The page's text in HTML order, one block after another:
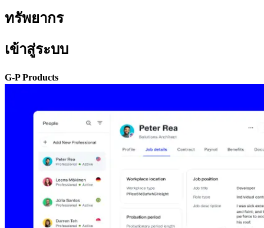
ทรัพยากร​​
เข้าสู่ระบบ​​
G-P Products​​